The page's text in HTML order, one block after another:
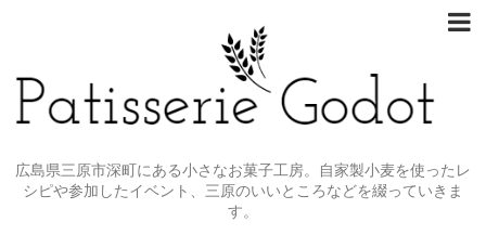
広島県三原市深町にある小さなお菓子工房。自家製小麦を使ったレ
シピや参加したイベント、三原のいいところなどを綴っていきま
す。